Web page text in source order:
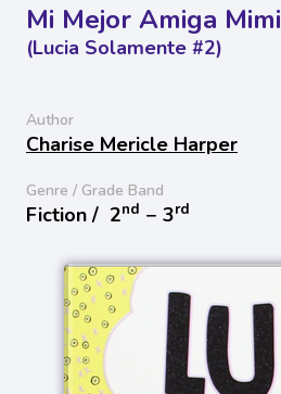
Mi Mejor Amiga Mimi
(Lucia Solamente #2)
Author
Charise Mericle Harper
Genre / Grade Band
Fiction / 2nd − 3rd